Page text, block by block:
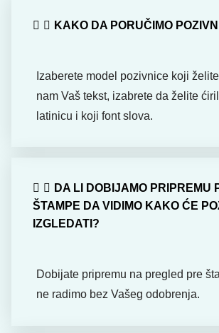
KAKO DA PORUČIMO
Izaberete model pozivnice koji
nam Vaš tekst, izabrete da želite
latinicu i koji font slova.
DA LI DOBIJAMO PRIPREMU
ŠTAMPE DA VIDIMO KAKO ĆE
IZGLEDATI?
Dobijate pripremu na pregled pre
ne radimo bez Vašeg odobrenja.